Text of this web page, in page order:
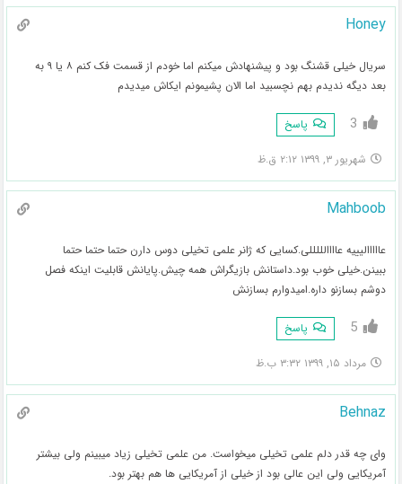
Honey
سریال خیلی قشنگ بود و پیشنهادش میکنم اما خودم از قسمت فک کنم ۸ یا ۹ به
بعد دیگه ندیدم بهم نچسبید اما الان پشیمونم ایکاش میدیدم
3 پاسخ
شهریور ۳, ۱۳۹۹ ۲:۱۲ ق.ظ
Mahboob
عااااالیییه عاااالللللی.کسایی که ژانر علمی تخیلی دوس دارن حتما حتما حتما
ببینن.خیلی خوب بود.داستانش بازیگراش همه چیش.پایانش قابلیت اینکه فصل
دوشم بسازنو داره.امیدوارم بسازنش
5 پاسخ
مرداد ۱۵, ۱۳۹۹ ۳:۳۲ ب.ظ
Behnaz
وای چه قدر دلم علمی تخیلی میخواست. من علمی تخیلی زیاد میبینم ولی بیشتر
آمریکایی ولی این عالی بود از خیلی از آمریکایی ها هم بهتر بود.